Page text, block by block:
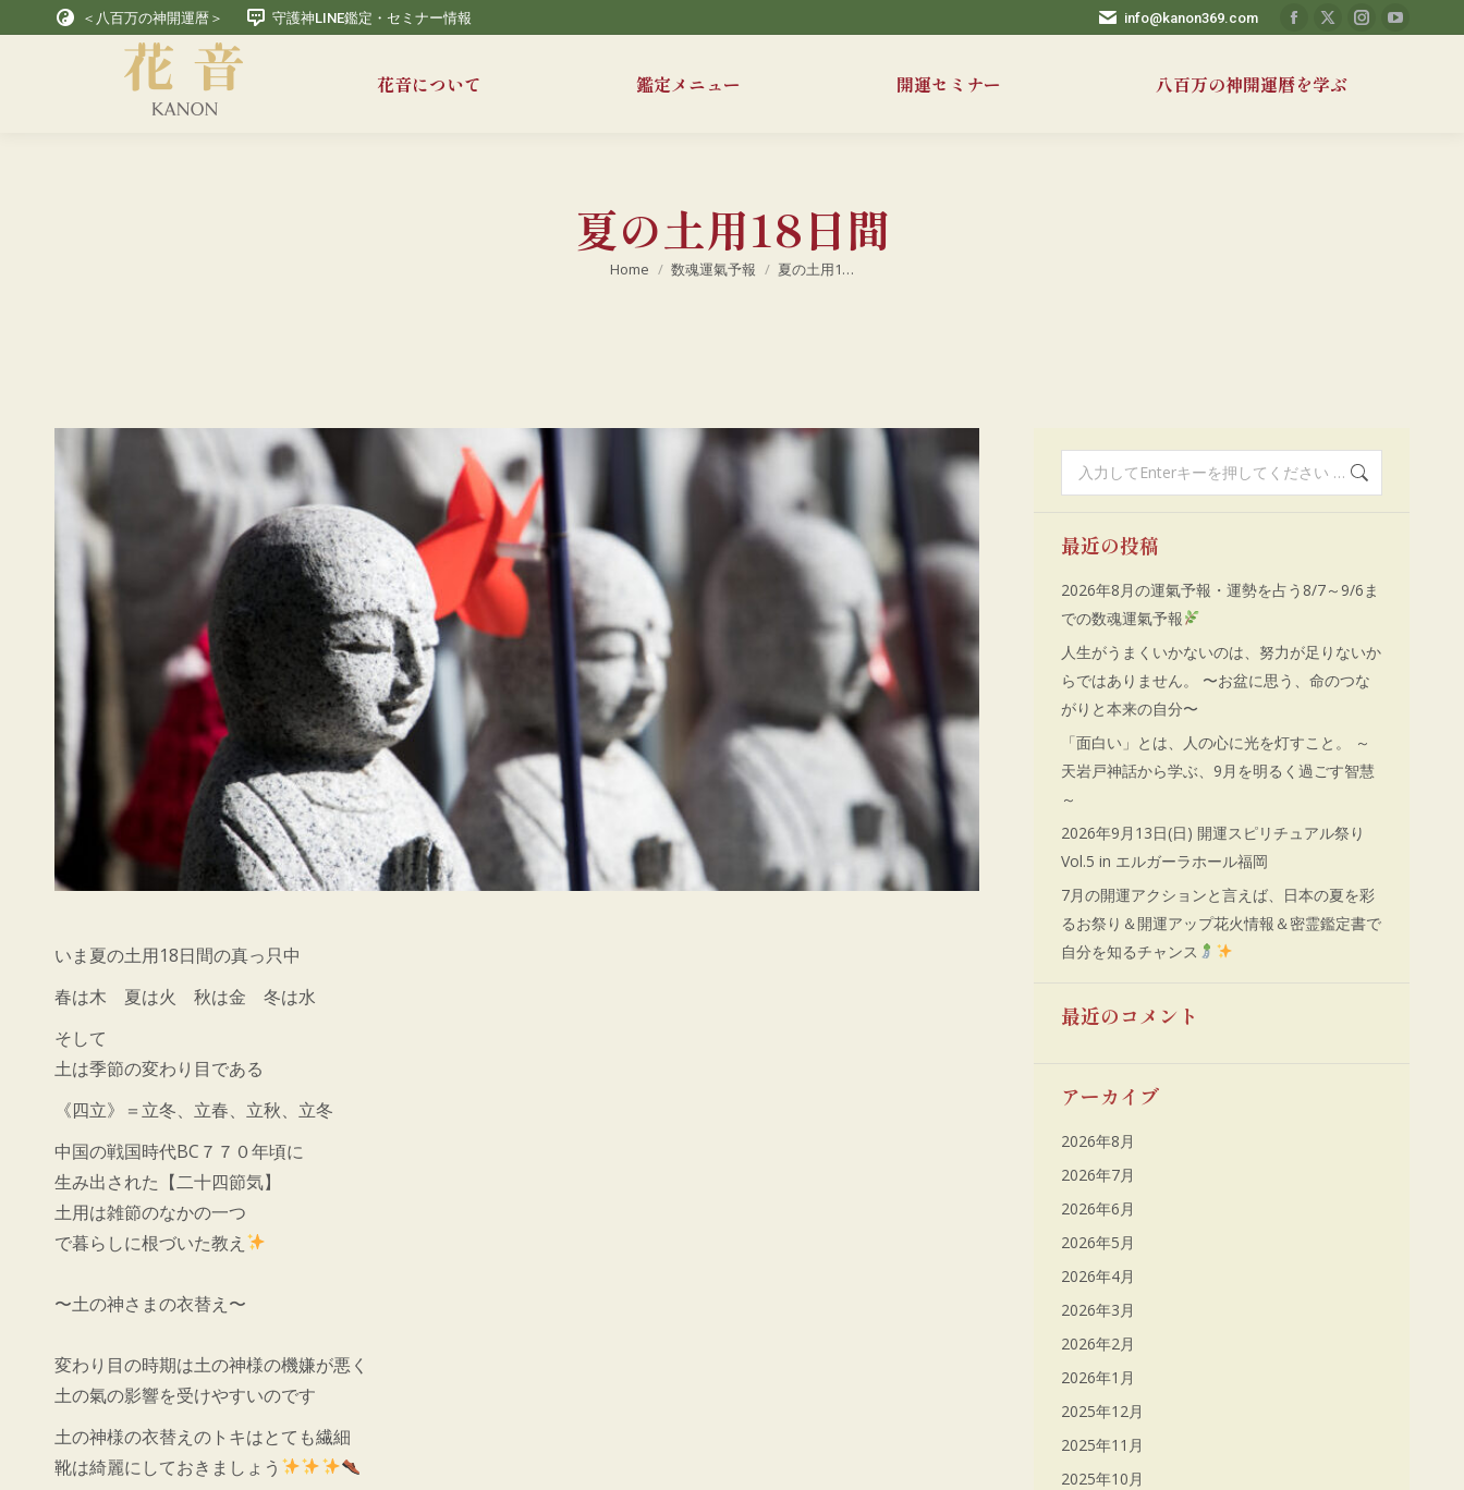
＜八百万の神開運暦＞ 守護神LINE鑑定・セミナー情報 info@kanon369.com
Facebook
ー
き
ま
X
ー
き
ま
Instagram
き
ま
花音について 鑑定メニュー 開運セミナー 八百万の神開運暦を学ぶ
夏の土用18日間
現在地:
Home 数魂運氣予報 夏の土用1…
いま夏の土用18日間の真っ只中
春は木 夏は火 秋は金 冬は水
そして
土は季節の変わり目である
《四立》＝立冬、立春、立秋、立冬
中国の戦国時代BC７７０年頃に
生み出された【二十四節気】
土用は雑節のなかの一つ
で暮らしに根づいた教え
〜土の神さまの衣替え〜
変わり目の時期は土の神様の機嫌が悪く
土の氣の影響を受けやすいのです
土の神様の衣替えのトキはとても繊細
靴は綺麗にしておきましょう
索:
最近の投稿
2026年8月の運氣予報・運勢を占う8/7～9/6ま
での数魂運氣予報
人生がうまくいかないのは、努力が足りないか
らではありません。 〜お盆に思う、命のつな
がりと本来の自分〜
「面白い」とは、人の心に光を灯すこと。 ～
天岩戸神話から学ぶ、9月を明るく過ごす智慧
～
2026年9月13日(日) 開運スピリチュアル祭り
Vol.5 in エルガーラホール福岡
7月の開運アクションと言えば、日本の夏を彩
るお祭り＆開運アップ花火情報＆密霊鑑定書で
自分を知るチャンス
最近のコメント
アーカイブ
2026年8月
2026年7月
2026年6月
2026年5月
2026年4月
2026年3月
2026年2月
2026年1月
2025年12月
2025年11月
2025年10月